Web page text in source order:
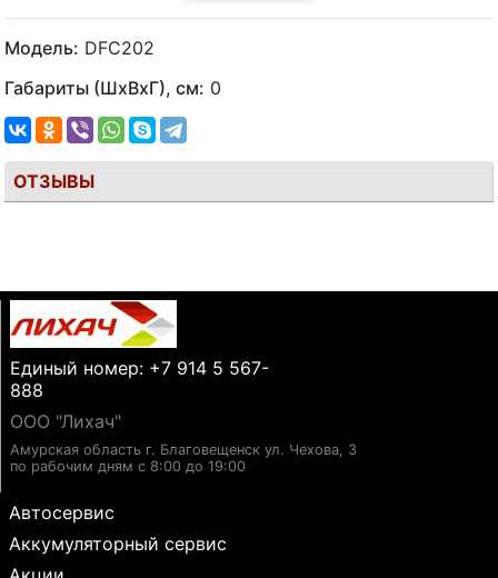
Модель: DFC202
Габариты (ШхВхГ), см: 0
ОТЗЫВЫ
Единый номер: +7 914 5 567-
888
ООО "Лихач"
Амурская область г. Благовещенск ул. Чехова, 3
по рабочим дням с 8:00 до 19:00
Автосервис
Аккумуляторный сервис